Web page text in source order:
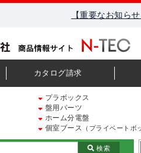
【重要なお知ら
カタログ請求
プラボックス
盤用パーツ
ホーム分電盤
個室ブース （プライベートボ
検索